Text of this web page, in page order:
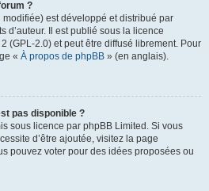
?
est développé et distribué par
d’auteur. Il est publié sous la licence
(GPL-2.0) et peut être diffusé librement. Pour
« À propos de phpBB » (en anglais).
pas disponible ?
sous licence par phpBB Limited. Si vous
d’être ajoutée, visitez la page
pouvez voter pour des idées proposées ou